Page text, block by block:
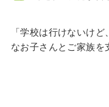
「学校は行けないけ
なお子さんとご家族を